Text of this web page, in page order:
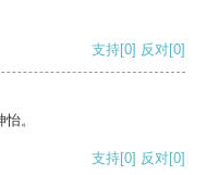
支持[0] 反对[0]
。
支持[0] 反对[0]